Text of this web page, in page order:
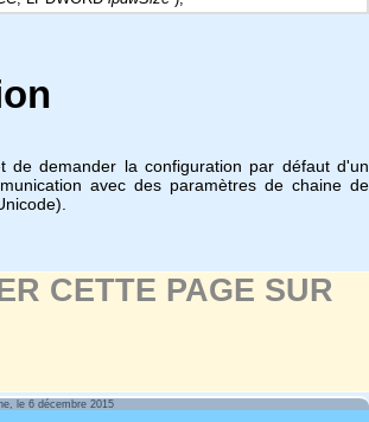
de demander la configuration par défaut d'un
avec des paramètres de chaine de
CETTE PAGE SUR
le 6 décembre 2015